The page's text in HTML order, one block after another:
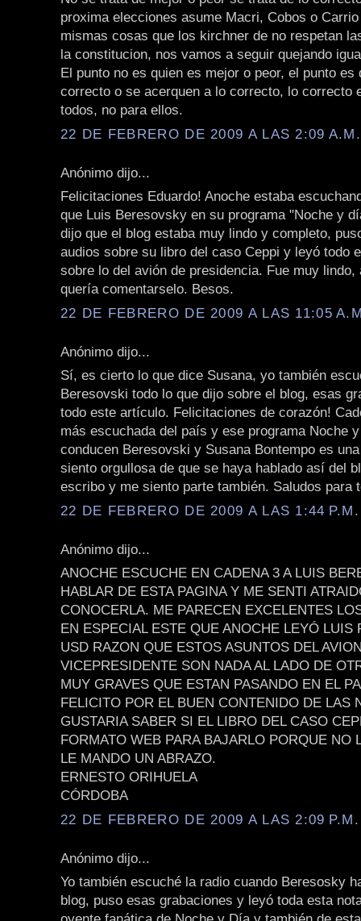
proxima elecciones asume Macri, Cobos o
mismas cosas que los kirchner de no respetan
la constitucion, nos vamos a seguir quejando
El punto no es quien es mejor o peor, el punto es
correcto o se acerquen a lo correcto, lo correcto
todos, no para ellos.
22 DE FEBRERO DE 2009 A LAS 2:09 A.M.
Anónimo dijo...
Felicitaciones Eduardo! Anoche estaba
que Luis Beresovsky en su programa "Noche y
dijo que el blog estaba muy lindo y completo,
audios sobre su libro del caso Ceppi y leyó todo
sobre lo del avión de presidencia. Fue muy lindo,
quería comentarselo. Besos.
22 DE FEBRERO DE 2009 A LAS 11:05
Anónimo dijo...
Sí, es cierto lo que dice Susana, yo también
Beresovski todo lo que dijo sobre el blog, esas
todo este artículo. Felicitaciones de corazón!
más escuchada del país y ese programa Noche
conducen Beresovski y Susana Bontempo es
siento orgullosa de que se haya hablado así del
escribo y me siento parte también. Saludos para
22 DE FEBRERO DE 2009 A LAS 1:44 P.M.
Anónimo dijo...
ANOCHE ESCUCHE EN CADENA 3 A LUIS
HABLAR DE ESTA PAGINA Y ME SENTI
CONOCERLA. ME PARECEN EXCELENTES
EN ESPECIAL ESTE QUE ANOCHE LEYÓ LUIS
USD RAZON QUE ESTOS ASUNTOS DEL
VICEPRESIDENTE SON NADA AL LADO DE
MUY GRAVES QUE ESTAN PASANDO EN EL
FELICITO POR EL BUEN CONTENIDO DE LAS
GUSTARIA SABER SI EL LIBRO DEL CASO
FORMATO WEB PARA BAJARLO PORQUE NO
LE MANDO UN ABRAZO.
ERNESTO ORIHUELA
CÓRDOBA
22 DE FEBRERO DE 2009 A LAS 2:09 P.M.
Anónimo dijo...
Yo también escuché la radio cuando Beresosky
blog, puso esas grabaciones y leyó toda esta